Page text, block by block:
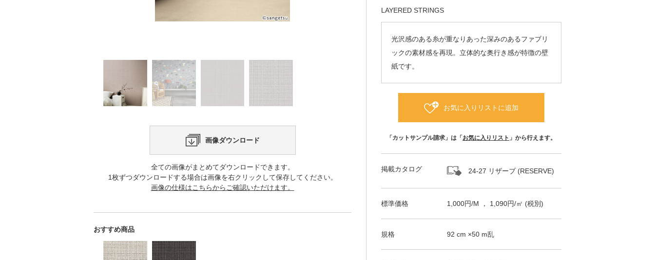
画像ダウンロード
全ての画像がまとめてダウンロードできます。
1枚ずつダウンロードする場合は画像を右クリックして保存してください。
画像の仕様はこちらからご確認いただけます。
おすすめ商品
LAYERED STRINGS
光沢感のある糸が重なりあった深みのあるファブリ
ックの素材感を再現。立体的な奥行き感が特徴の壁
紙です。
お気に入りリストに追加
「カットサンプル請求」は「 お気に入りリスト 」から行えます。
掲載カタログ 24-27 リザーブ (RESERVE)
標準価格 1,000円/M ， 1,090円/㎡ (税別)
規格 92 cm ×50 m乱